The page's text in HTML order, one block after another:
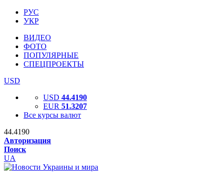
РУС
УКР
ВИДЕО
ФОТО
ПОПУЛЯРНЫЕ
СПЕЦПРОЕКТЫ
USD
USD 44.4190
EUR 51.3207
Все курсы валют
44.4190
Авторизация
Поиск
UA